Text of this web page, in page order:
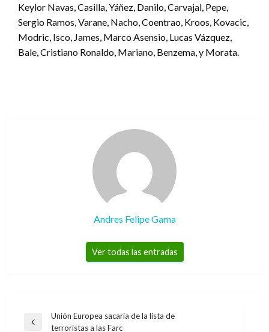
Keylor Navas, Casilla, Yáñez, Danilo, Carvajal, Pepe,
Sergio Ramos, Varane, Nacho, Coentrao, Kroos, Kovacic,
Modric, Isco, James, Marco Asensio, Lucas Vázquez,
Bale, Cristiano Ronaldo, Mariano, Benzema, y Morata.
Andres Felipe Gama
Ver todas las entradas
Navegación
Entrada
Unión Europea sacaría de la lista de
terroristas a las Farc